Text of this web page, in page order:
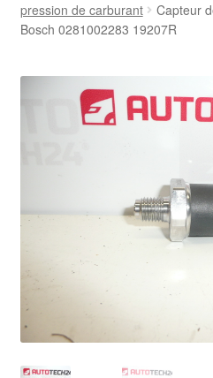
Contact
Livraison internationale
Panier
Plainte
Politique de confidentialité
pression de carburant
Capteur
Bosch 0281002283 19207R